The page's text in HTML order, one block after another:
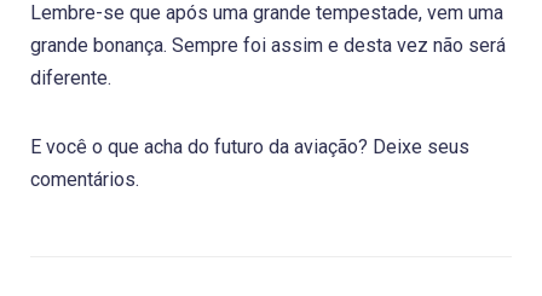
Lembre-se que após uma grande tempestade, vem uma
grande bonança. Sempre foi assim e desta vez não será
diferente.
E você o que acha do futuro da aviação? Deixe seus
comentários.